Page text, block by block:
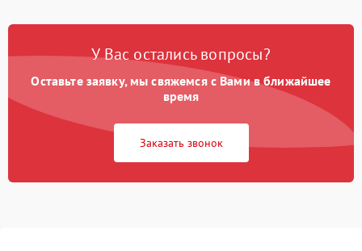
У Вас остались вопросы?
Оставьте заявку, мы свяжемся с Вами в ближайшее
время
Заказать звонок